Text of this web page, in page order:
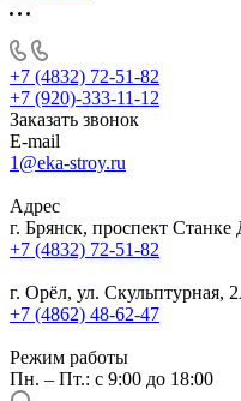
+7 (4832) 72-51-82
+7 (920)-333-11-12
Заказать звонок
E-mail
1@eka-stroy.ru
Адрес
г. Брянск, проспект
+7 (4832) 72-51-82
г. Орёл, ул. Скульптурная,
+7 (4862) 48-62-47
Режим работы
Пн. – Пт.: с 9:00 до 18:00